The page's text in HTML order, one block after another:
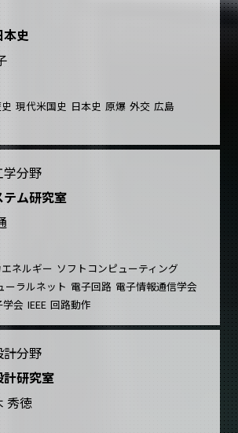
史
現代米国史 日本史 原爆 外交 広島
学分野
ム研究室
ネルギー ソフトコンピューティング
ーラルネット 電子回路 電子情報通信学会
会 IEEE 回路動作
計分野
研究室
秀徳